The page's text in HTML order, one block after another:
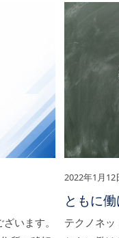
います。
2022年1月12
ともに
テクノネ